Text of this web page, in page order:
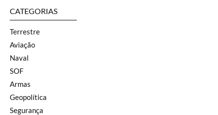
CATEGORIAS
Terrestre
Aviação
Naval
SOF
Armas
Geopolítica
Segurança